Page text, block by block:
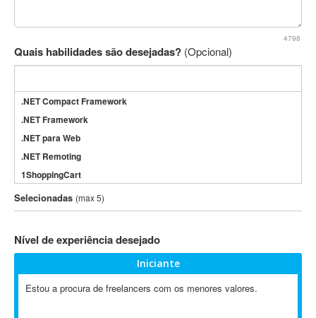
4798
Quais habilidades são desejadas? (Opcional)
.NET Compact Framework
.NET Framework
.NET para Web
.NET Remoting
1ShoppingCart
3DS Max
3GSM
802.11
A-GPS
Selecionadas (max 5)
Nível de experiência desejado
Iniciante
Estou a procura de freelancers com os menores valores.